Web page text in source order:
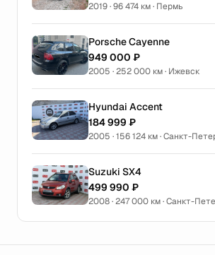
2019 · 96 474 км · Пермь
Porsche Cayenne
949 000 ₽
2005 · 252 000 км · Ижевск
Hyundai Accent
184 999 ₽
2005 · 156 124 км · Санкт-
Suzuki SX4
499 990 ₽
2008 · 247 000 км · Санкт-